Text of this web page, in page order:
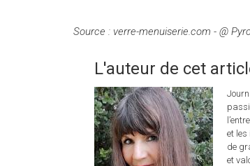
Source : verre-menuiserie.com - @
L'auteur de cet
et les
de
et